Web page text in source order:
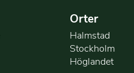
Orter
Halmstad
Stockholm
Höglandet